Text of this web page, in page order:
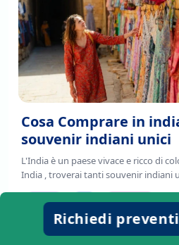
Cosa Comprare in
souvenir indiani unici
L'India è un paese vivace e ricco di
India , troverai tanti souvenir indiani
viaggio cibo avventure
Richiedi